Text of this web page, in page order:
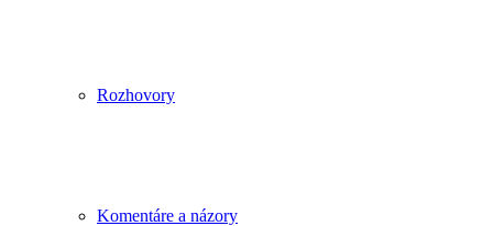
Rozhovory
Komentáre a názory